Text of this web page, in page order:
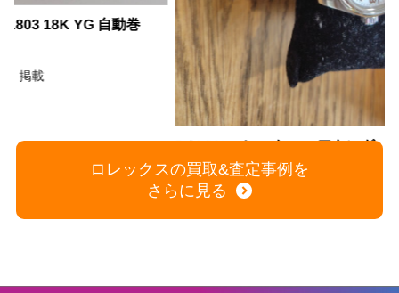
ROLEX ロレックス エアキング オイスターパーペチュアル ペアウォッチ 2個セット
商品の状態：A
2026年6月29日 掲載
さらに見る